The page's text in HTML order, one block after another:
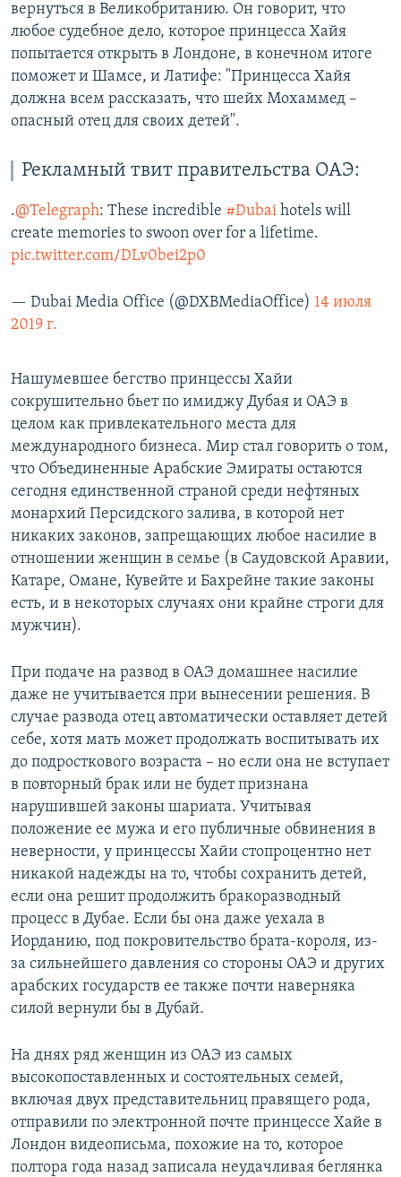
вернуться в Великобританию. Он говорит, что
любое судебное дело, которое принцесса Хайя
попытается открыть в Лондоне, в конечном итоге
поможет и Шамсе, и Латифе: "Принцесса Хайя
должна всем рассказать, что шейх Мохаммед –
опасный отец для своих детей".
Рекламный твит правительства ОАЭ:
.@Telegraph: These incredible #Dubai hotels will
create memories to swoon over for a lifetime.
pic.twitter.com/DLv0bei2p0
— Dubai Media Office (@DXBMediaOffice) 14 июля
2019 г.
Нашумевшее бегство принцессы Хайи
сокрушительно бьет по имиджу Дубая и ОАЭ в
целом как привлекательного места для
международного бизнеса. Мир стал говорить о том,
что Объединенные Арабские Эмираты остаются
сегодня единственной страной среди нефтяных
монархий Персидского залива, в которой нет
никаких законов, запрещающих любое насилие в
отношении женщин в семье (в Саудовской Аравии,
Катаре, Омане, Кувейте и Бахрейне такие законы
есть, и в некоторых случаях они крайне строги для
мужчин).
При подаче на развод в ОАЭ домашнее насилие
даже не учитывается при вынесении решения. В
случае развода отец автоматически оставляет детей
себе, хотя мать может продолжать воспитывать их
до подросткового возраста – но если она не вступает
в повторный брак или не будет признана
нарушившей законы шариата. Учитывая
положение ее мужа и его публичные обвинения в
неверности, у принцессы Хайи стопроцентно нет
никакой надежды на то, чтобы сохранить детей,
если она решит продолжить бракоразводный
процесс в Дубае. Если бы она даже уехала в
Иорданию, под покровительство брата-короля, из-
за сильнейшего давления со стороны ОАЭ и других
арабских государств ее также почти наверняка
силой вернули бы в Дубай.
На днях ряд женщин из ОАЭ из самых
высокопоставленных и состоятельных семей,
включая двух представительниц правящего рода,
отправили по электронной почте принцессе Хайе в
Лондон видеописьма, похожие на то, которое
полтора года назад записала неудачливая беглянка